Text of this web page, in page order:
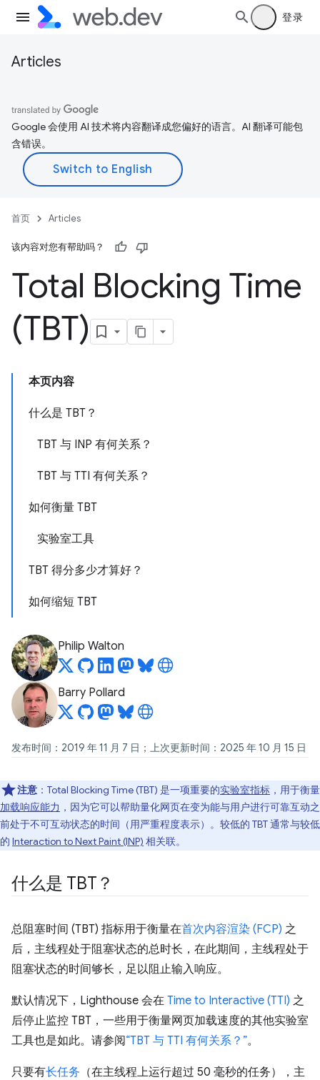
登录
Articles
Google 会使用 AI 技术将内容翻译成您偏好的语言。AI 翻译可能包
含错误。
首页 Articles
该内容对您有帮助吗？
Total Blocking Time
(TBT)
本页内容
什么是 TBT？
TBT 与 INP 有何关系？
TBT 与 TTI 有何关系？
如何衡量 TBT
实验室工具
TBT 得分多少才算好？
如何缩短 TBT
Philip Walton
Barry Pollard
发布时间：2019 年 11 月 7 日；上次更新时间：2025 年 10 月 15 日
注意 ：Total Blocking Time (TBT) 是一项重要的实验室指标 ，用于衡量
加载响应能力 ，因为它可以帮助量化网页在变为能与用户进行可靠互动之
前处于不可互动状态的时间（用严重程度表示）。较低的 TBT 通常与较低
的 Interaction to Next Paint (INP) 相关联。
什么是 TBT？
总阻塞时间 (TBT) 指标用于衡量在首次内容渲染 (FCP) 之
后，主线程处于阻塞状态的总时长，在此期间，主线程处于
阻塞状态的时间够长，足以阻止输入响应。
默认情况下，Lighthouse 会在 Time to Interactive (TTI) 之
后停止监控 TBT，一些用于衡量网页加载速度的其他实验室
工具也是如此。请参阅“TBT 与 TTI 有何关系？”。
只要有长任务 （在主线程上运行超过 50 毫秒的任务），主